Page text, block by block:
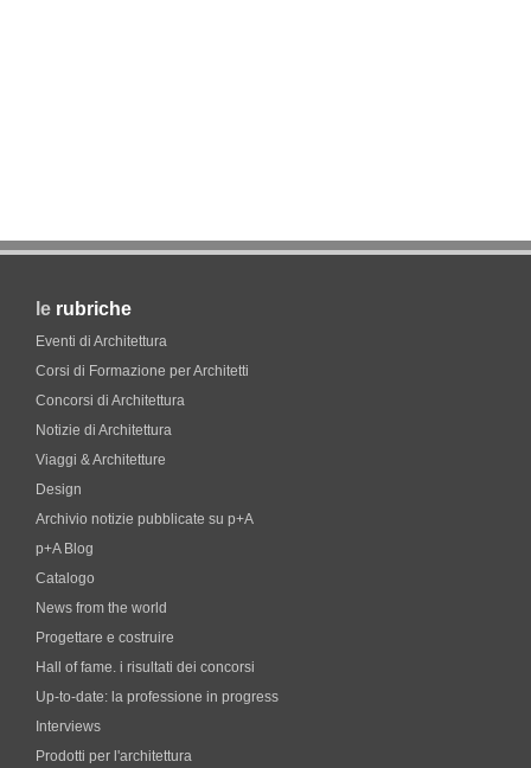
le rubriche
Eventi di Architettura
Corsi di Formazione per Architetti
Concorsi di Architettura
Notizie di Architettura
Viaggi & Architetture
Design
Archivio notizie pubblicate su p+A
p+A Blog
Catalogo
News from the world
Progettare e costruire
Hall of fame. i risultati dei concorsi
Up-to-date: la professione in progress
Interviews
Prodotti per l'architettura